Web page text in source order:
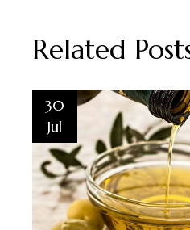
Related
30
Jul